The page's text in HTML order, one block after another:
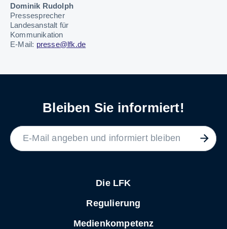
Dominik Rudolph
Pressesprecher
Landesanstalt für
Kommunikation
E-Mail: presse@lfk.de
Bleiben Sie informiert!
Die LFK
Regulierung
Medienkompetenz